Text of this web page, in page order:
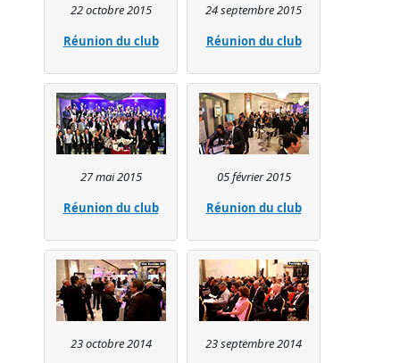
22 octobre 2015
Réunion du club
24 septembre 2015
Réunion du club
27 mai 2015
Réunion du club
05 février 2015
Réunion du club
23 octobre 2014
23 septembre 2014